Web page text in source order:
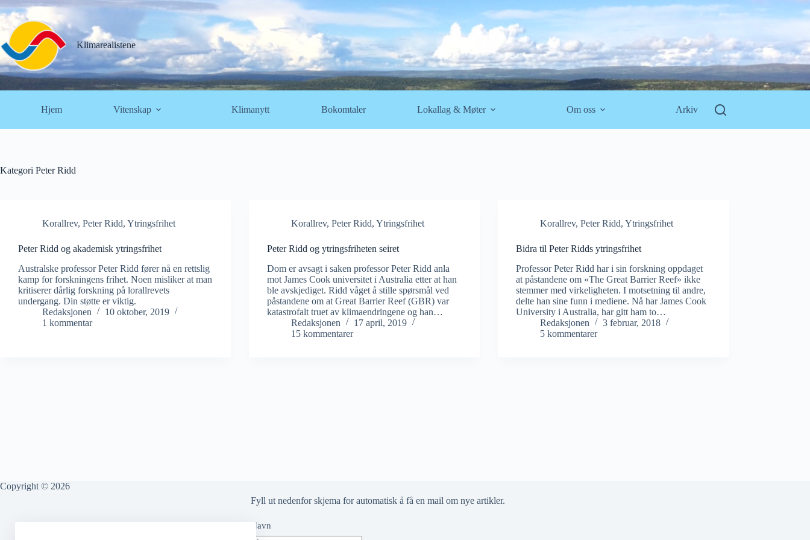
Hopp
til
innholdet
Klimarealistene
Hjem Vitenskap Klimanytt Bokomtaler Lokallag & Møter Om oss Arkiv
Kategori Peter Ridd
Korallrev, Peter Ridd, Ytringsfrihet
Peter Ridd og akademisk ytringsfrihet
Australske professor Peter Ridd fører nå en rettslig
kamp for forskningens frihet. Noen misliker at man
kritiserer dårlig forskning på lorallrevets
undergang. Din støtte er viktig.
Redaksjonen
10 oktober, 2019
1 kommentar
Korallrev,Peter Ridd,Ytringsfrihet
Peter Ridd og ytringsfriheten seiret
Dom er avsagt i saken professor Peter Ridd anla
mot James Cook universitet i Australia etter at han
ble avskjediget. Ridd våget å stille spørsmål ved
påstandene om at Great Barrier Reef (GBR) var
katastrofalt truet av klimaendringene og han…
Redaksjonen
17 april, 2019
15 kommentarer
Korallrev,Peter Ridd,Ytringsfrihet
Bidra til Peter Ridds ytringsfrihet
Professor Peter Ridd har i sin forskning oppdaget
at påstandene om «The Great Barrier Reef» ikke
stemmer med virkeligheten. I motsetning til andre,
delte han sine funn i mediene. Nå har James Cook
University i Australia, har gitt ham to…
Redaksjonen
3 februar, 2018
5 kommentarer
Copyright © 2026
Fyll ut nedenfor skjema for automatisk å få en mail om nye artikler.
Navn